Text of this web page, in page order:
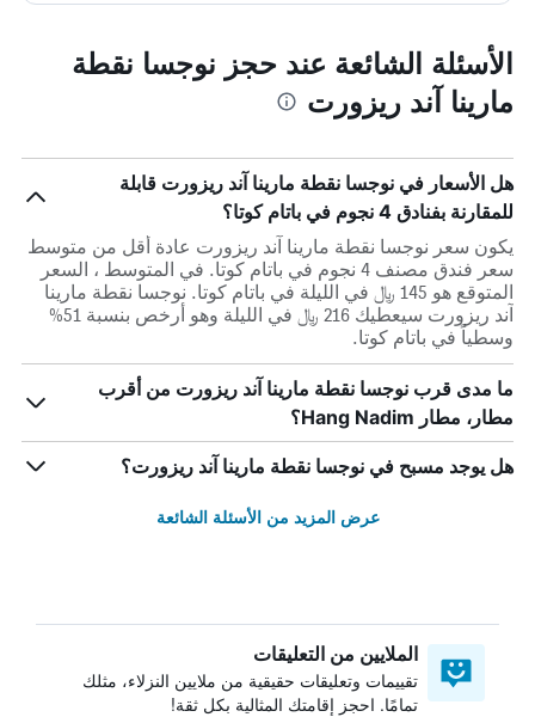
الأسئلة الشائعة عند حجز نوجسا نقطة
مارينا آند ريزورت
هل الأسعار في نوجسا نقطة مارينا آند ريزورت قابلة
للمقارنة بفنادق 4 نجوم في باتام كوتا؟
يكون سعر نوجسا نقطة مارينا آند ريزورت عادة أقل من متوسط ​​
سعر فندق مصنف 4 نجوم في باتام كوتا. في المتوسط ، السعر
المتوقع هو 145 ﷼ في الليلة في باتام كوتا. نوجسا نقطة مارينا
آند ريزورت سيعطيك 216 ﷼ في الليلة وهو أرخص بنسبة 51%
وسطياً في باتام كوتا.
ما مدى قرب نوجسا نقطة مارينا آند ريزورت من أقرب
مطار، مطار Hang Nadim؟
هل يوجد مسبح في نوجسا نقطة مارينا آند ريزورت؟
عرض المزيد من الأسئلة الشائعة
الملايين من التعليقات
تقييمات وتعليقات حقيقية من ملايين النزلاء، مثلك
تمامًا. احجز إقامتك المثالية بكل ثقة!